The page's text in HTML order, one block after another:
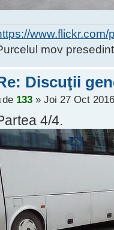
mov
Discuţii
de 133» Joi 27 Oct
4/4.